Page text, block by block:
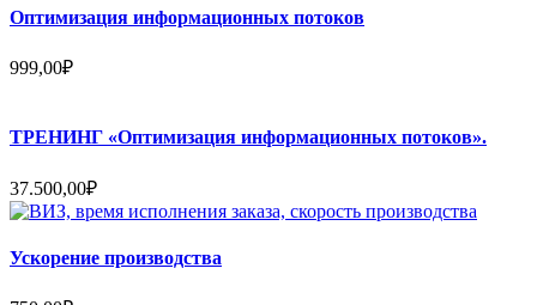
Оптимизация информационных потоков
999,00₽
ТРЕНИНГ «Оптимизация информационных потоков».
37.500,00₽
Ускорение производства